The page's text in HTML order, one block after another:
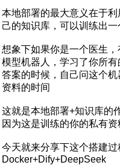
本地部署的最大意义在于
己的知识库，可以训练出一
想象下如果你是一个医生
模型机器人，学习了你所
答案的时候，自己问这个
资料的时间
这就是本地部署+知识库的
因为这是训练的你的私有资
今天就来分享下这个搭建
Docker+Dify+DeepSeek